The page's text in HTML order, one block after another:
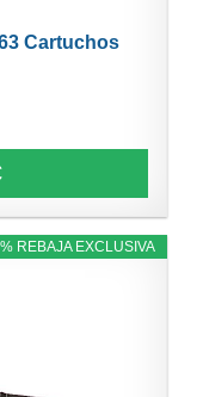
Cartuchos
REBAJA EXCLUSIVA